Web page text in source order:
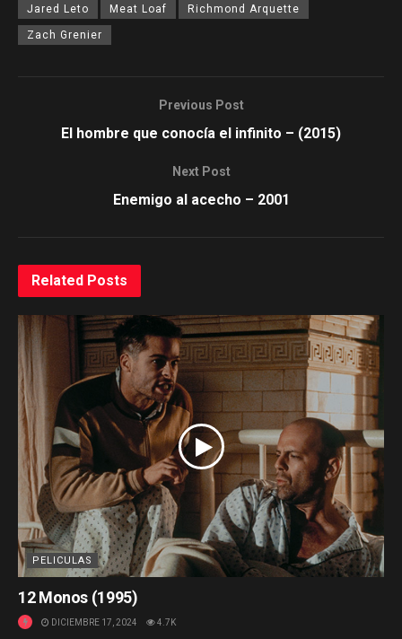
Jared Leto Meat Loaf Richmond Arquette
Zach Grenier
Previous Post
El hombre que conocía el infinito – (2015)
Next Post
Enemigo al acecho – 2001
Related Posts
PELICULAS
12 Monos (1995)
DICIEMBRE 17, 2024 4.7K